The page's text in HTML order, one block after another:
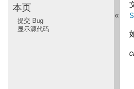
本页
提交 Bug
显示源代码
«